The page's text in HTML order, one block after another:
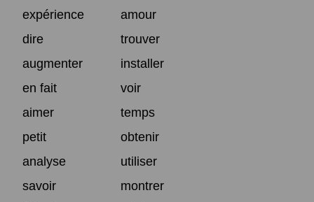
expérience
amour
dire
trouver
augmenter
installer
en fait
voir
aimer
temps
petit
obtenir
analyse
utiliser
savoir
montrer